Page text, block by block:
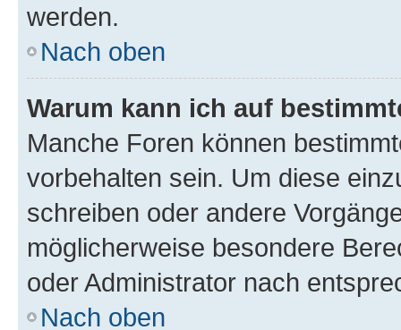
werden.
Nach oben
Warum kann ich auf
Manche Foren können
vorbehalten sein. Um diese
schreiben oder andere
möglicherweise besondere
oder Administrator nach
Nach oben